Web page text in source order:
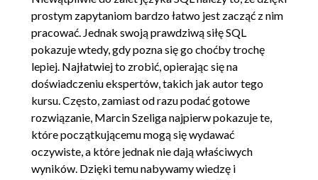
prostym zapytaniom bardzo łatwo jest zacząć z nim
pracować. Jednak swoją prawdziwą siłę SQL
pokazuje wtedy, gdy pozna się go choćby trochę
lepiej. Najłatwiej to zrobić, opierając się na
doświadczeniu ekspertów, takich jak autor tego
kursu. Często, zamiast od razu podać gotowe
rozwiązanie, Marcin Szeliga najpierw pokazuje te,
które początkującemu mogą się wydawać
oczywiste, a które jednak nie dają właściwych
wyników. Dzięki temu nabywamy wiedzę i